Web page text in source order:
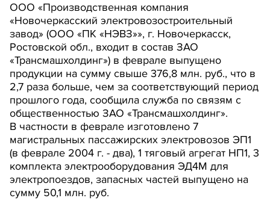
ООО «Производственная компания
«Новочеркасский электровозостроительный
завод» (ООО «ПК «НЭВЗ»», г. Новочеркасск,
Ростовской обл., входит в состав ЗАО
«Трансмашхолдинг») в феврале выпущено
продукции на сумму свыше 376,8 млн. руб., что в
2,7 раза больше, чем за соответствующий период
прошлого года, сообщила служба по связям с
общественностью ЗАО «Трансмашхолдинг».
В частности в феврале изготовлено 7
магистральных пассажирских электровозов ЭП1
(в феврале 2004 г. - два), 1 тяговый агрегат НП1, 3
комплекта электрооборудования ЭД4М для
электропоездов, запасных частей выпущено на
сумму 50,1 млн. руб.